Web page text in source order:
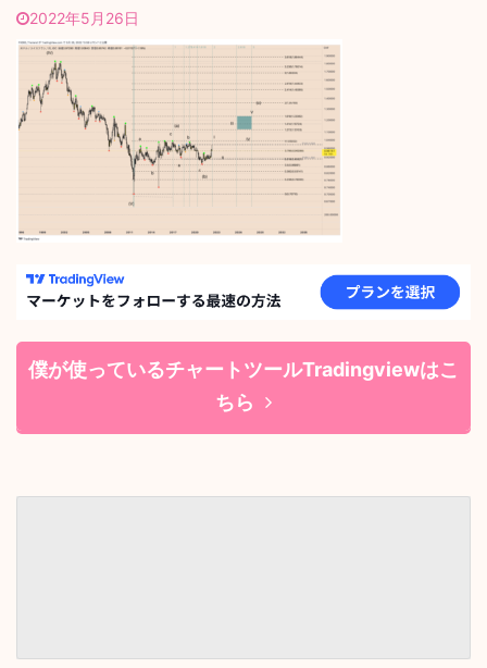
2022年5月26日
僕が使っているチャートツールTradingviewはこ
ちら